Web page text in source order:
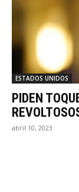
ESTADOS UNIDOS
PIDEN
abril 10, 2023